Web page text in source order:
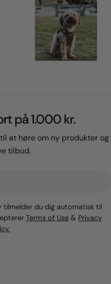
på 1.000 kr.
at høre om ny produkter og
tilbud.
tilmelder du dig automatisk til
Terms of Use & Privacy